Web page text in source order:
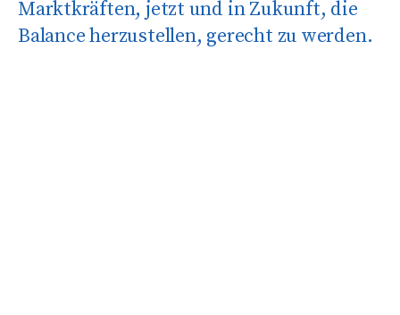
Marktkräften, jetzt und in Zukunft, die
Balance herzustellen, gerecht zu werden.